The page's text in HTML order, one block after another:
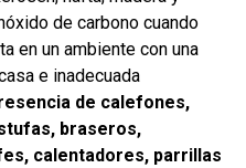
de carbono cuando
en un ambiente con una
e inadecuada
de calefones,
braseros,
calentadores, parrillas